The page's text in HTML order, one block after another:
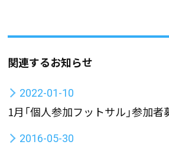
関連するお知らせ
2022-01-10
1月「個人参加フットサル」参加
2016-05-30